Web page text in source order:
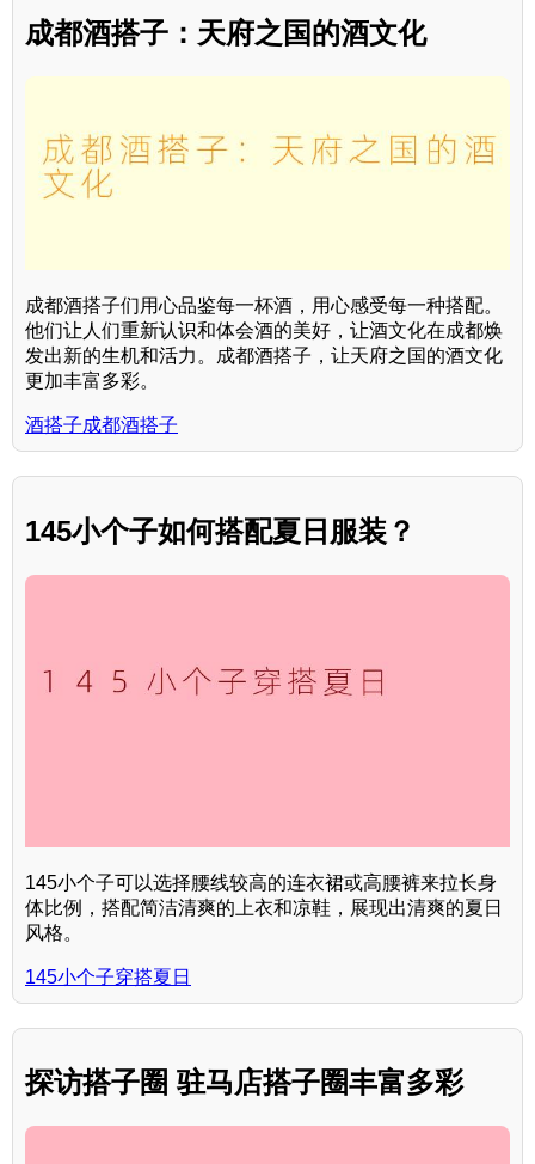
成都酒搭子：天府之国的酒文化
成都酒搭子们用心品鉴每一杯酒，用心感受每一种搭配。
他们让人们重新认识和体会酒的美好，让酒文化在成都焕
发出新的生机和活力。成都酒搭子，让天府之国的酒文化
更加丰富多彩。
酒搭子成都酒搭子
145小个子如何搭配夏日服装？
145小个子可以选择腰线较高的连衣裙或高腰裤来拉长身
体比例，搭配简洁清爽的上衣和凉鞋，展现出清爽的夏日
风格。
145小个子穿搭夏日
探访搭子圈 驻马店搭子圈丰富多彩